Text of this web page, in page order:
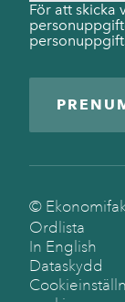
För att skicka
©
Ordlista
In English
Dataskydd